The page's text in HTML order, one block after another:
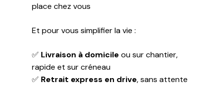
place chez vous
Et pour vous simplifier la vie :
✅ Livraison à domicile ou sur chantier,
rapide et sur créneau
✅ Retrait express en drive, sans attente